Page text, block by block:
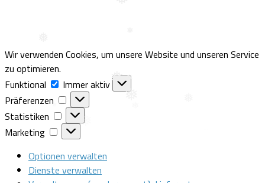
❅
❅
Wir verwenden Cookies, um unsere Website und unseren Service
zu optimieren.
Funktional
Funktional
Immer aktiv
Präferenzen
Präferenzen
Statistiken
Statistiken
Marketing
Marketing
Optionen verwalten
Dienste verwalten